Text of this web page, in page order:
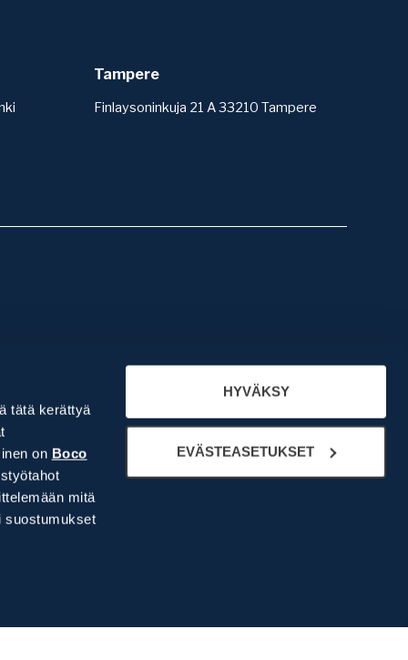
tätä kerättyä
on Boco
mitä
suostumukset
HYVÄKSY
EVÄSTEASETUKSET
Tampere
Finlaysoninkuja 21 A 33210 Tampere